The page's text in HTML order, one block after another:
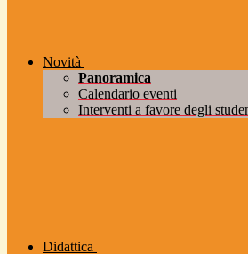
Novità
Panoramica
Calendario eventi
Interventi a favore degli
Didattica